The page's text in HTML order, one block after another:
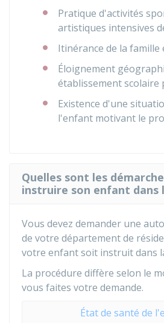
Pratique d'activités
artistiques intensives
Itinérance de la famille
Éloignement
établissement scolaire
Existence d'une
l'enfant motivant le
Quelles sont les
instruire son enfant dans
Vous devez demander une
de votre département de
votre enfant soit instruit dans
La procédure diffère selon le
vous faites votre demande.
État de santé de